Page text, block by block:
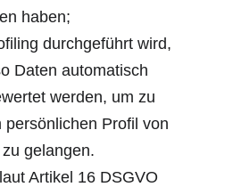
haben;
durchgeführt wird,
Daten automatisch
werden, um zu
persönlichen Profil von
gelangen.
Artikel 16 DSGVO